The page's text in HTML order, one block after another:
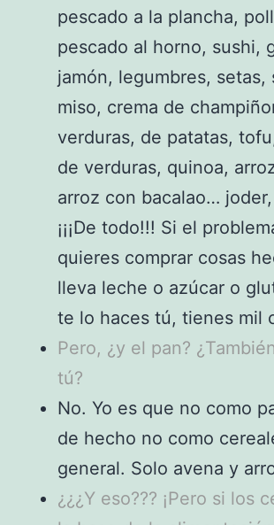
pescado a la plancha,
pescado al horno, sushi,
jamón, legumbres, setas,
miso, crema de
verduras, de patatas,
de verduras, quinoa,
arroz con bacalao…
¡¡¡De todo!!! Si el
quieres comprar cosas
lleva leche o azúcar o
te lo haces tú, tienes mil
Pero, ¿y el pan?
tú?
No. Yo es que no como
de hecho no como
general. Solo avena y
¿¿¿Y eso??? ¡Pero si los